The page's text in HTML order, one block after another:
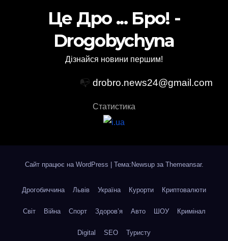
Це Дро ... Бро! -
Drogobychyna
Дізнайся новини першим!
📭 drobro.news24@gmail.com
Статистика
Сайт працює на WordPress Тема:Newsup за Themeansar.
Дрогобиччина Львів Україна Курорти Криптовалюти
Світ Війна Спорт Здоров’я Авто ШОУ Кримінал
Digital SEO Туристу